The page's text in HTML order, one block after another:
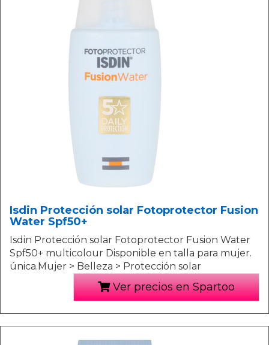
Isdin Protección solar Fotoprotector Fusion
Water Spf50+
Isdin Protección solar Fotoprotector Fusion Water
Spf50+ multicolour Disponible en talla para mujer.
única.Mujer > Belleza > Protección solar
Ver precios en Spartoo